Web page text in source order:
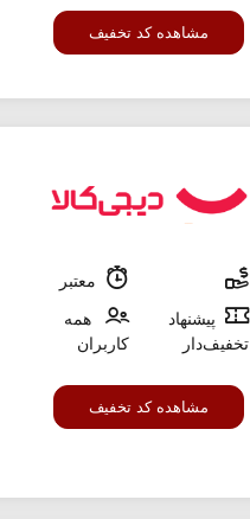
مشاهده کد تخفیف
معتبر
پیشنهاد
تخفیف‌دار
همه
کاربران
مشاهده کد تخفیف